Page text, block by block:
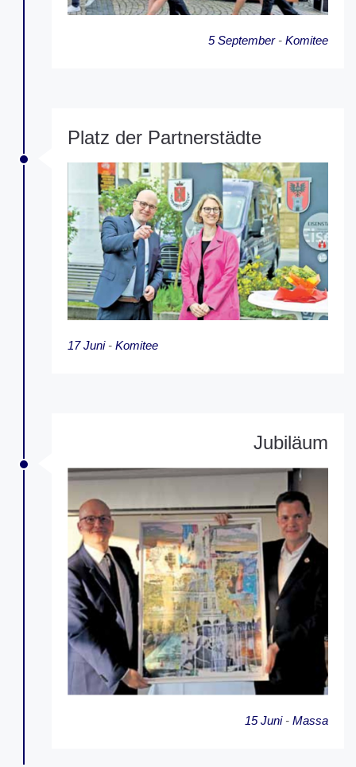
5 September- Komitee
Platz der Partnerstädte
17 Juni- Komitee
Jubiläum
15 Juni- Massa